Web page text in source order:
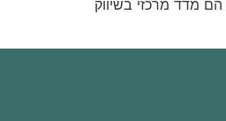
מדד מרכזי בשיווק